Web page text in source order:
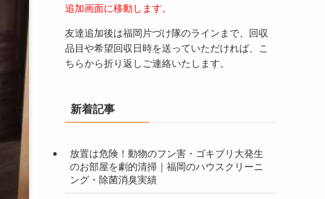
追加画面に移動します。
友達追加後は福岡片づけ隊のラインまで、回収
品目や希望回収日時を送っていただければ、こ
ちらから折り返しご連絡いたします。
新着記事
放置は危険！動物のフン害・ゴキブリ大発生
のお部屋を劇的清掃｜福岡のハウスクリーニ
ング・除菌消臭実績